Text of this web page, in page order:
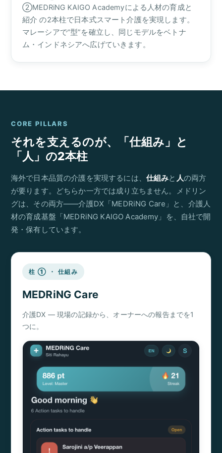
②MEDRiNG KAIGO Academyによる人材の育成と
紹介 の2本柱で日本式スマート介護を実現します。
マレーシアで“型”を確立し、同じモデルをベトナ
ム・インドネシアへ広げていきます。
CORE PILLARS
それを支えるのが、「仕組み」と
「人」の2本柱
海外で日本品質の介護を実現するには、 仕組みと 人の両方
が要ります。どちらか一方では成り立ちません。メドリン
グは、その両方——介護DX「MEDRiNG Care」と、介護人
材の育成基盤「MEDRiNG KAIGO Academy」を、自社で開
発・保有しています。
柱 ① ・ 仕組み
MEDRiNG Care
介護DX ― 現場の記録から、オーナーへの報告までを1
つに。